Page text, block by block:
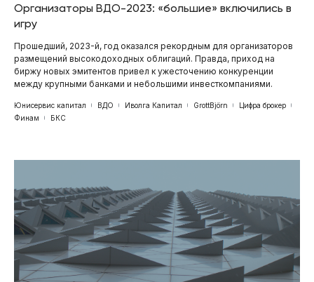
Организаторы ВДО-2023: «большие» включились в
игру
Прошедший, 2023-й, год оказался рекордным для организаторов
размещений высокодоходных облигаций. Правда, приход на
биржу новых эмитентов привел к ужесточению конкуренции
между крупными банками и небольшими инвесткомпаниями.
Юнисервис капитал ВДО Иволга Капитал GrottBjörn
Цифра брокер
Финам
БКС